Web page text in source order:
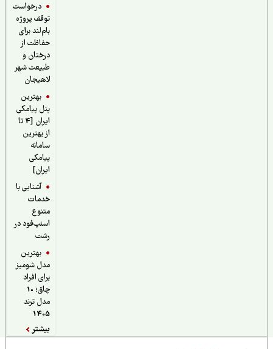
درخواست
توقف پروژه
بام‌لند برای
حفاظت از
درختان و
طبیعت شهر
لاهیجان
بهترین
پنل پیامکی
ایران [4 تا
از بهترین
سامانه
پیامکی
آشنایی با
خدمات
اسنپ‌فود در
بهترین
مدل شومیز
برای افراد
چاق؛ 10
مدل ترند